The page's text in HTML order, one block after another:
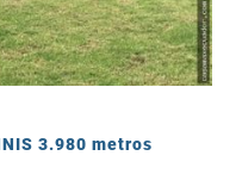
3.980 metros